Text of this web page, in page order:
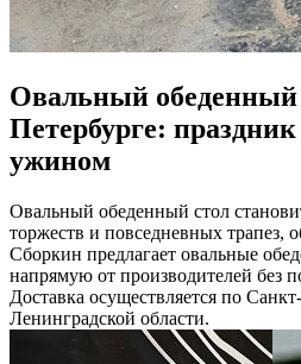
Овальный обеденный
Петербурге:
ужином
Овальный обеденный стол
торжеств и повседневных трапез,
Сборкин предлагает овальные
напрямую от производителей без
Доставка осуществляется по
Ленинградской области.